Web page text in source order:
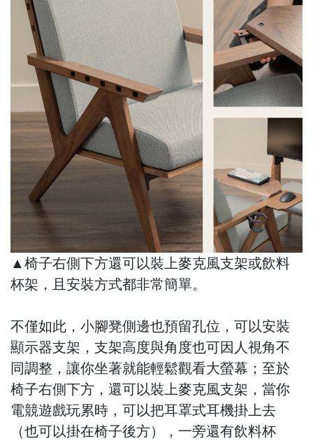
▲椅子右側下方還可以裝上麥克風支架或飲料
杯架，且安裝方式都非常簡單。
不僅如此，小腳凳側邊也預留孔位，可以安裝
顯示器支架，支架高度與角度也可因人視角不
同調整，讓你坐著就能輕鬆觀看大螢幕；至於
椅子右側下方，還可以裝上麥克風支架，當你
電競遊戲玩累時，可以把耳罩式耳機掛上去
（也可以掛在椅子後方），一旁還有飲料杯